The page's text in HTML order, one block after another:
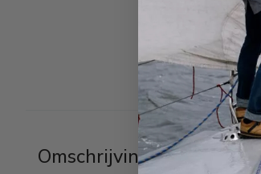
Omschrijving